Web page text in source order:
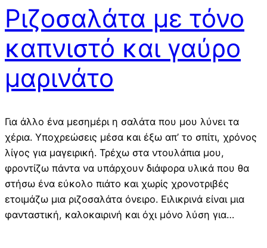
Ριζοσαλάτα με τόνο
καπνιστό και γαύρο
μαρινάτο
Για άλλο ένα μεσημέρι η σαλάτα που μου λύνει τα
χέρια. Υποχρεώσεις μέσα και έξω απ’ το σπίτι, χρόνος
λίγος για μαγειρική. Τρέχω στα ντουλάπια μου,
φροντίζω πάντα να υπάρχουν διάφορα υλικά που θα
στήσω ένα εύκολο πιάτο και χωρίς χρονοτριβές
ετοιμάζω μια ριζοσαλάτα όνειρο. Ειλικρινά είναι μια
φανταστική, καλοκαιρινή και όχι μόνο λύση για…